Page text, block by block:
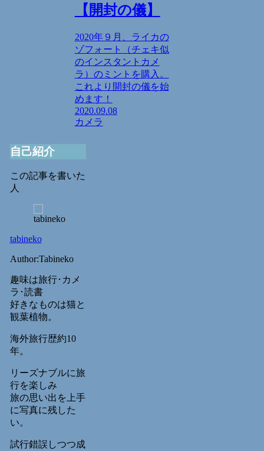
【開封の儀】
2020年９月、ライカの
ゾフォート（チェキ似
のインスタントカメ
ラ）のミントを購入。
これより開封の儀を始
めます！
2020.09.08
カメラ
自己紹介
この記事を書いた
人
tabineko
Author:Tabineko
趣味は旅行･カメ
ラ･読書
好きなものは猫と
観葉植物。
海外旅行歴約10
年。
リーズナブルに旅
行を楽しみ
旅の思い出を上手
に写真に残した
い。
試行錯誤しつつ成